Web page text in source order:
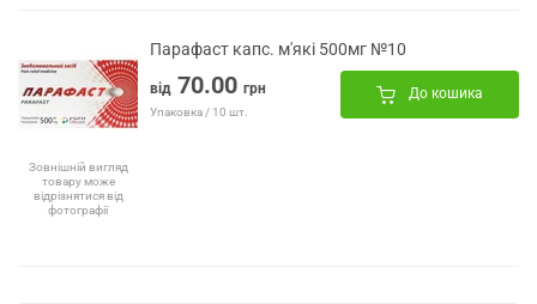
Зовнішній вигляд
товару може
відрізнятися від
фотографії
Парафаст капс. м'які 500мг №10
від 70.00 грн
Упаковка / 10 шт.
До кошика